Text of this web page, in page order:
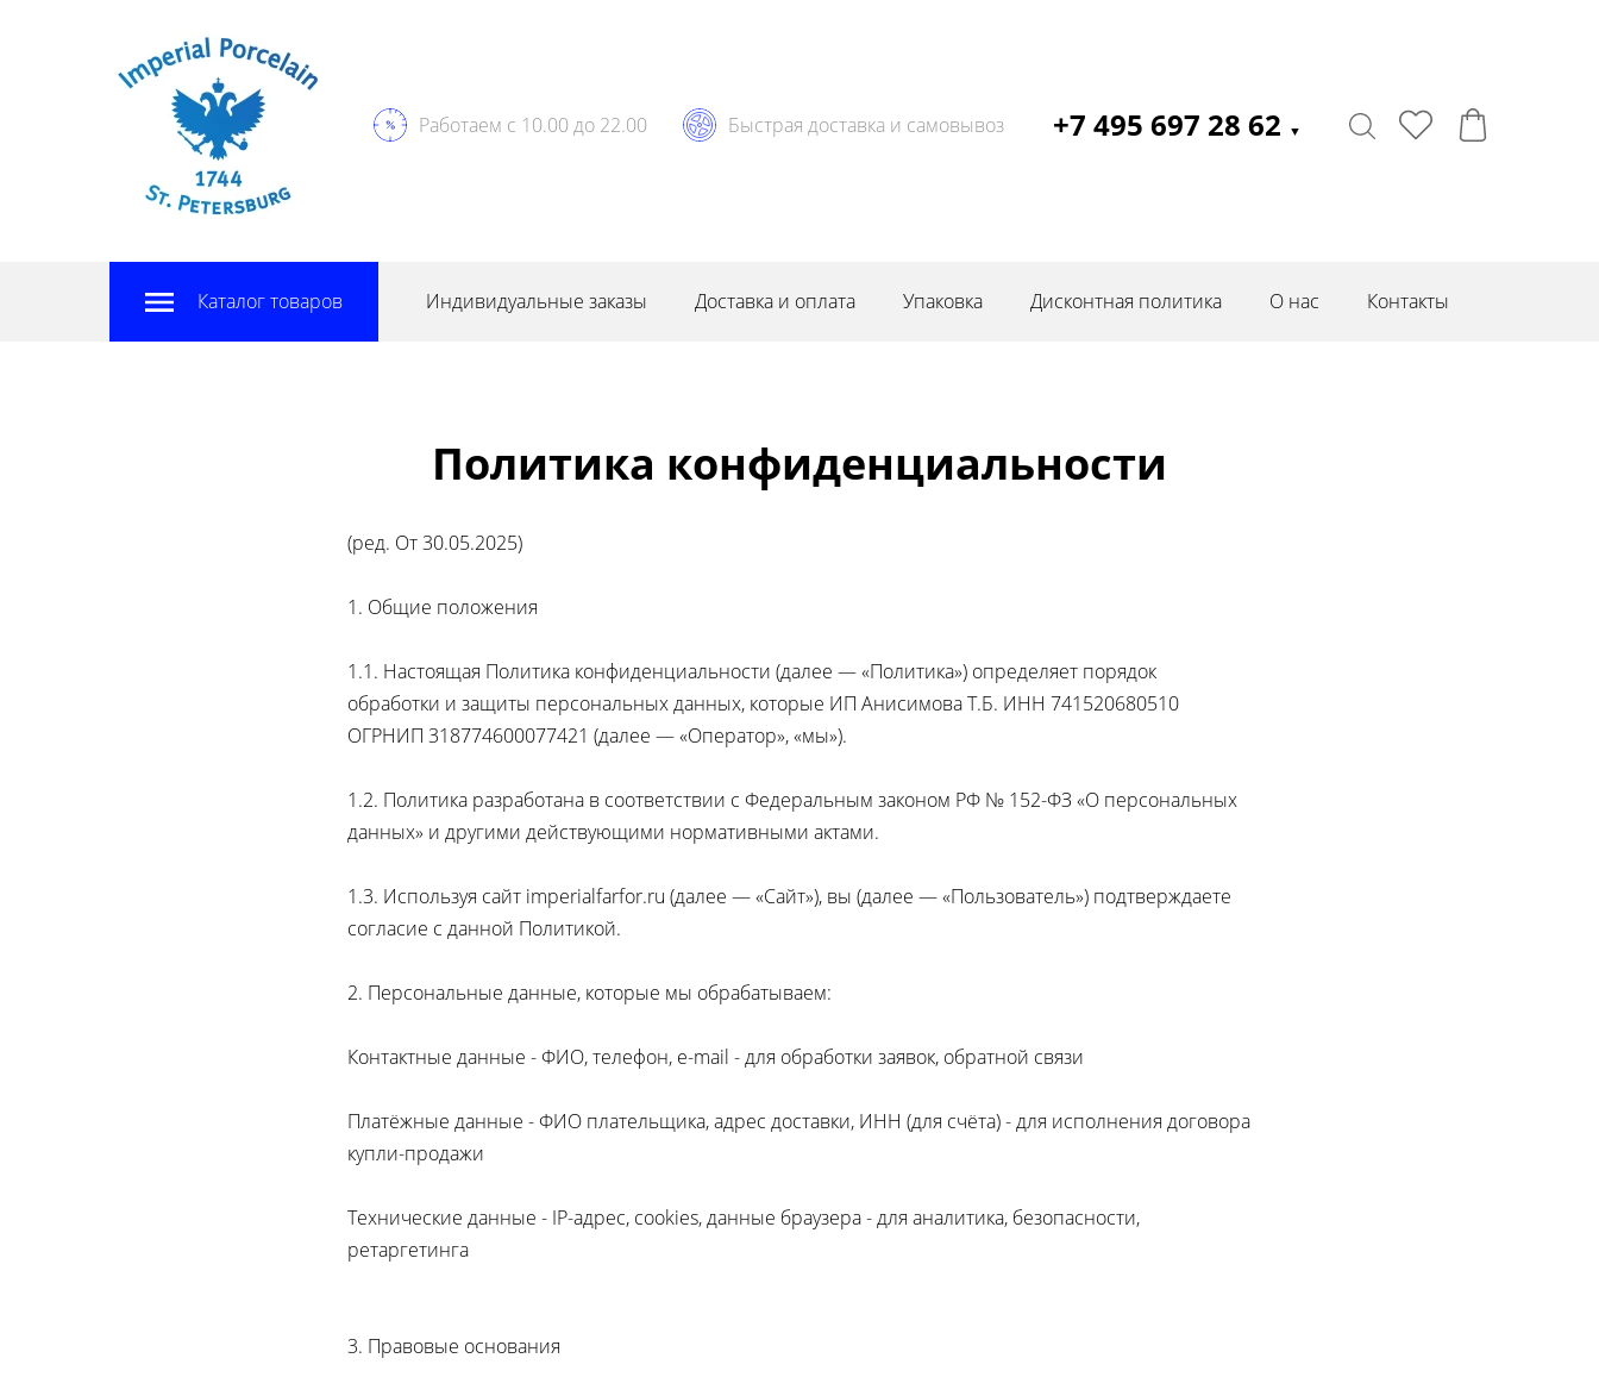
Работаем с 10.00 до 22.00 Быстрая доставка и самовывоз +7 495 697 28 62 ▼
Каталог товаров Индивидуальные заказы Доставка и оплата Упаковка Дисконтная политика О нас Контакты
Политика конфиденциальности
(ред. От 30.05.2025)
1. Общие положения
1.1. Настоящая Политика конфиденциальности (далее — «Политика») определяет порядок
обработки и защиты персональных данных, которые ИП Анисимова Т.Б. ИНН 741520680510
ОГРНИП 318774600077421 (далее — «Оператор», «мы»).
1.2. Политика разработана в соответствии с Федеральным законом РФ № 152-ФЗ «О персональных
данных» и другими действующими нормативными актами.
1.3. Используя сайт imperialfarfor.ru (далее — «Сайт»), вы (далее — «Пользователь») подтверждаете
согласие с данной Политикой.
2. Персональные данные, которые мы обрабатываем:
Контактные данные - ФИО, телефон, e-mail - для обработки заявок, обратной связи
Платёжные данные - ФИО плательщика, адрес доставки, ИНН (для счёта) - для исполнения договора
купли-продажи
Технические данные - IP-адрес, cookies, данные браузера - для аналитика, безопасности,
ретаргетинга
3. Правовые основания